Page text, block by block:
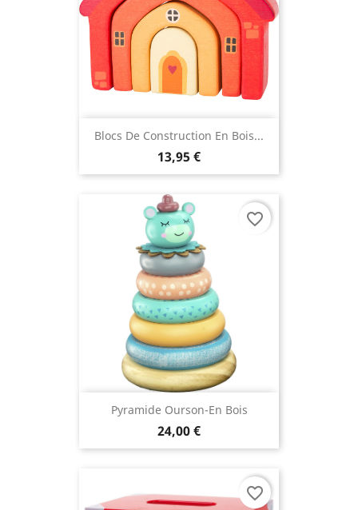
Blocs De Construction En Bois...
13,95 €
Pyramide Ourson-En Bois
24,00 €
favorite_border
favorite_border